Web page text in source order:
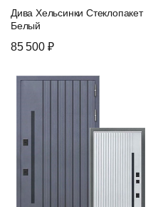
Дива Хельсинки Стеклопакет
Белый
85 500 ₽